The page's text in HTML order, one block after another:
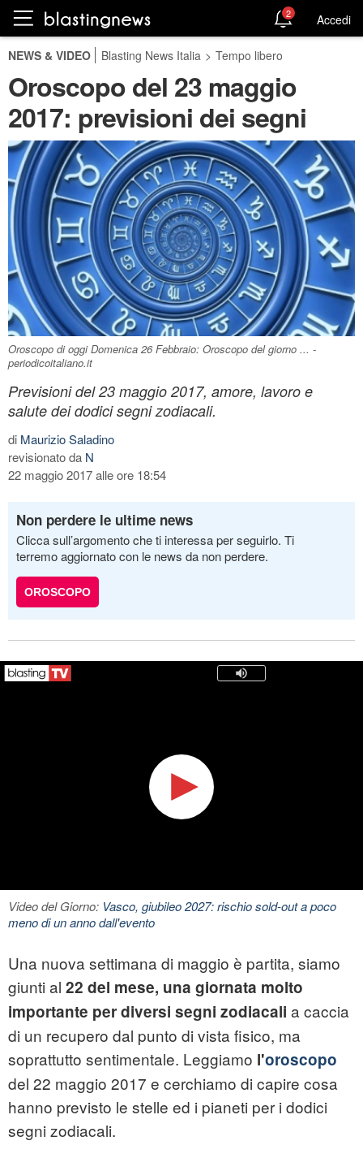
2 Accedi
NEWS & VIDEO Blasting News Italia > Tempo libero
Oroscopo del 23 maggio
2017: previsioni dei segni
Oroscopo di oggi Domenica 26 Febbraio: Oroscopo del giorno ... -
periodicoitaliano.it
Previsioni del 23 maggio 2017, amore, lavoro e
salute dei dodici segni zodiacali.
di Maurizio Saladino
revisionato da N
22 maggio 2017 alle ore 18:54
Non perdere le ultime news
Clicca sull’argomento che ti interessa per seguirlo. Ti
terremo aggiornato con le news da non perdere.
OROSCOPO
Video del Giorno: Vasco, giubileo 2027: rischio sold-out a poco
meno di un anno dall'evento
Una nuova settimana di maggio è partita, siamo
giunti al 22 del mese, una giornata molto
importante per diversi segni zodiacali a caccia
di un recupero dal punto di vista fisico, ma
soprattutto sentimentale. Leggiamo l'oroscopo
del 22 maggio 2017 e cerchiamo di capire cosa
hanno previsto le stelle ed i pianeti per i dodici
segni zodiacali.